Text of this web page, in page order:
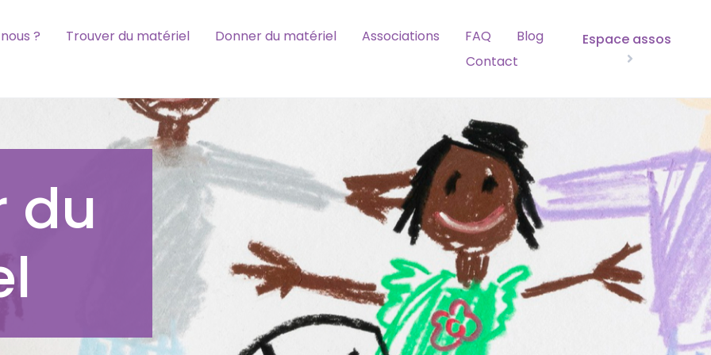
? Trouver du matériel Donner du matériel Associations FAQ
Blog
Contact
Espace assos
du